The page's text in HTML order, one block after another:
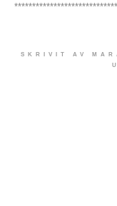
SKRIVIT AV